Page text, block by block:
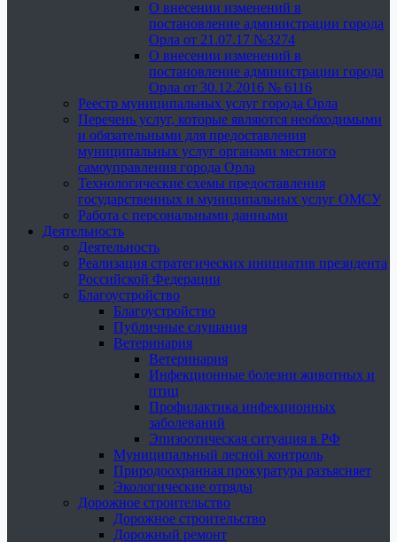
О внесении изменений в
постановление администрации города
Орла от 21.07.17 №3274
О внесении изменений в
постановление администрации города
Орла от 30.12.2016 № 6116
Реестр муниципальных услуг города Орла
Перечень услуг, которые являются необходимыми
и обязательными для предоставления
муниципальных услуг органами местного
самоуправления города Орла
Технологические схемы предоставления
государственных и муниципальных услуг ОМСУ
Работа с персональными данными
Деятельность
Деятельность
Реализация стратегических инициатив президента
Российской Федерации
Благоустройство
Благоустройство
Публичные слушания
Ветеринария
Ветеринария
Инфекционные болезни животных и
птиц
Профилактика инфекционных
заболеваний
Эпизоотическая ситуация в РФ
Муниципальный лесной контроль
Природоохранная прокуратура разъясняет
Экологические отряды
Дорожное строительство
Дорожное строительство
Дорожный ремонт